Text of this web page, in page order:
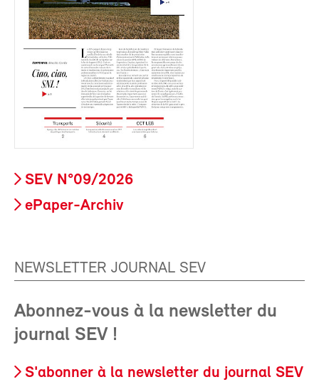
SEV N°09/2026
ePaper-Archiv
NEWSLETTER JOURNAL SEV
Abonnez-vous à la newsletter du
journal SEV !
S'abonner à la newsletter du journal SEV